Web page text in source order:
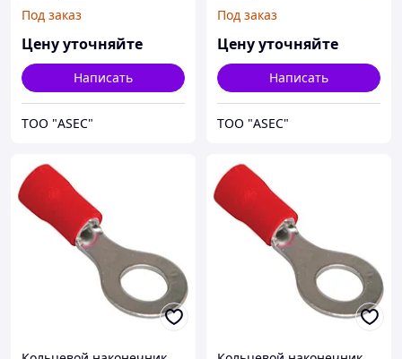
Под заказ
Цену уточняйте
Написать
ТОО "ASEC"
Под заказ
Цену уточняйте
Написать
ТОО "ASEC"